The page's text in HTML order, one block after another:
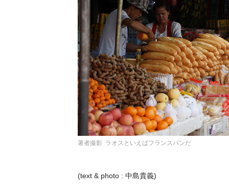
著者撮影 ラオスといえばフランスパンだ
(text & photo : 中島貴義)